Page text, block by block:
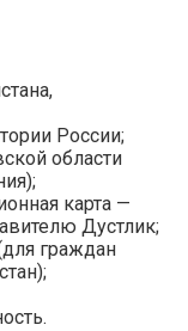
России;
области
карта —
Дустлик;
граждан